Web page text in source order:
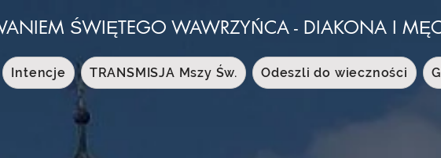
Intencje TRANSMISJA Mszy Św. Odeszli do wieczności
ŚWIĘTEGO WAWRZYŃCA - DIAKONA I